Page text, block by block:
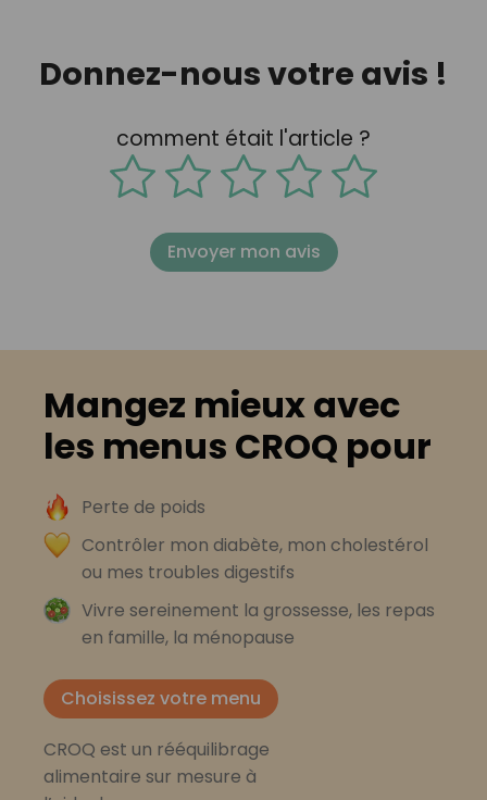
Donnez-nous votre avis !
comment était l'article ?
Envoyer mon avis
Mangez mieux avec
les menus CROQ pour
Perte de poids
Contrôler mon diabète, mon cholestérol
ou mes troubles digestifs
Vivre sereinement la grossesse, les repas
en famille, la ménopause
Choisissez votre menu
CROQ est un rééquilibrage
alimentaire sur mesure à